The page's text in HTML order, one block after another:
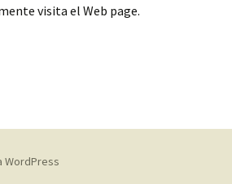
visita el Web page.
WordPress